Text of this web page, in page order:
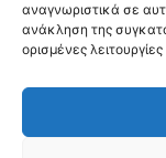
αναγνωριστικά σε
ανάκληση της
ορισμένες